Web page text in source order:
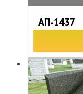
АП-1437